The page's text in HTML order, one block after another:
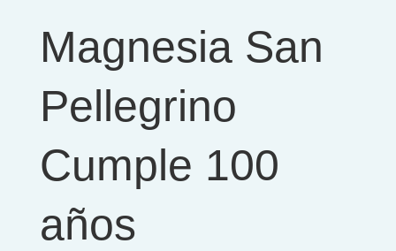
Magnesia San
Pellegrino
Cumple 100
años